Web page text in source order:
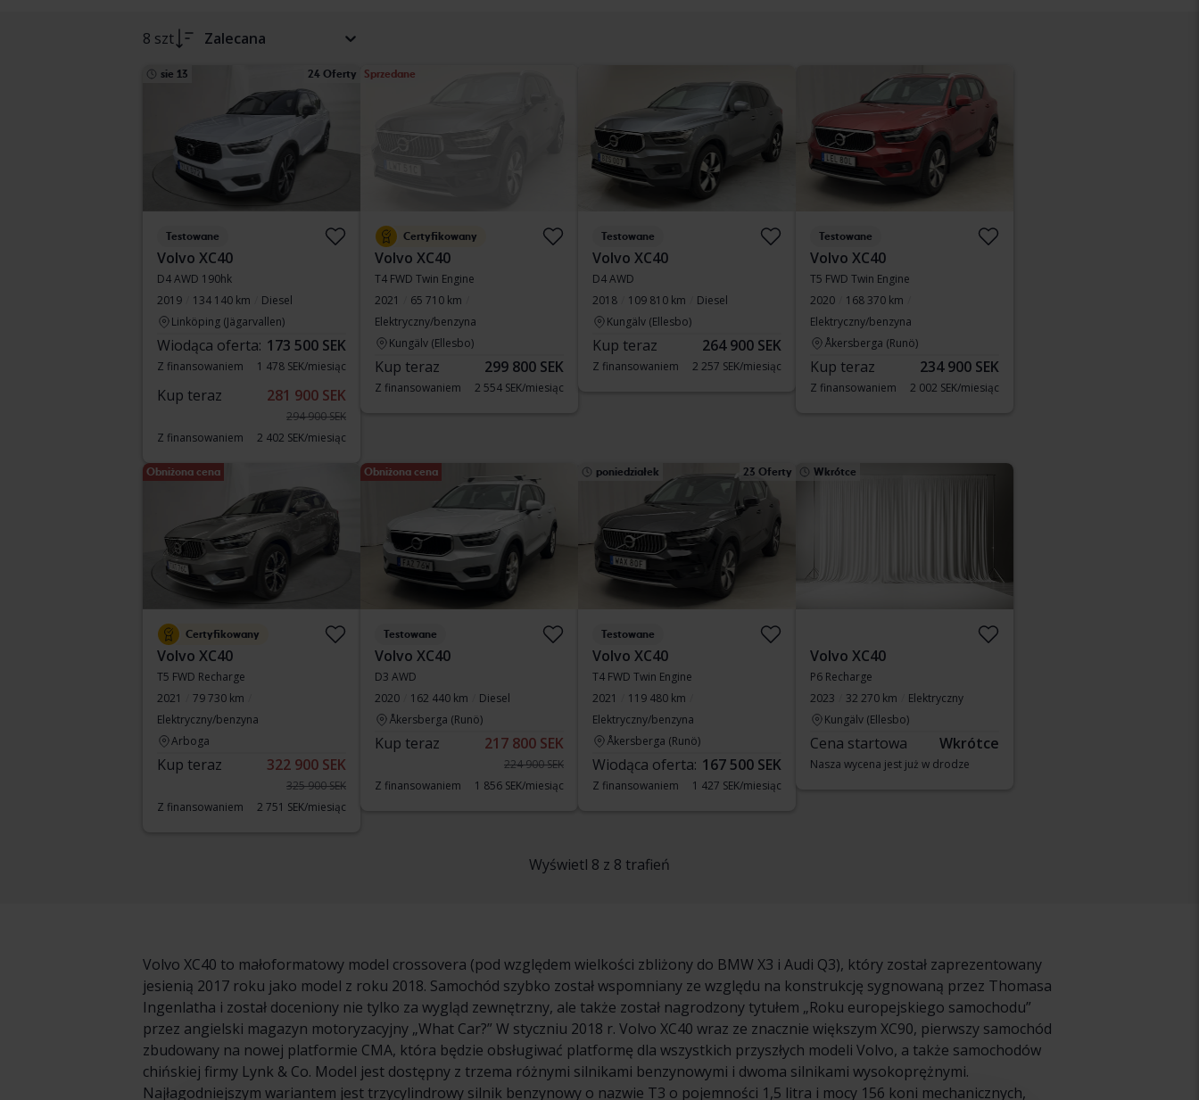
8 szt Zalecana
sie 13 24 Oferty
Testowane
Volvo XC40
D4 AWD 190hk
2019
134 140 km
Diesel
Linköping (Jägarvallen)
Wiodąca oferta: 173 500 SEK
Z finansowaniem 1 478 SEK/miesiąc
Kup teraz 281 900 SEK
294 900 SEK
Z finansowaniem
2 402 SEK/miesiąc
Sprzedane
Certyfikowany
Volvo XC40
T4 FWD Twin Engine
2021
65 710 km
Elektryczny/benzyna
Kungälv (Ellesbo)
Kup teraz 299 800 SEK
Z finansowaniem 2 554 SEK/miesiąc
Testowane
Volvo XC40
D4 AWD
2018
109 810 km
Diesel
Kungälv (Ellesbo)
Kup teraz 264 900 SEK
Z finansowaniem 2 257 SEK/miesiąc
Testowane
Volvo XC40
T5 FWD Twin Engine
2020
168 370 km
Elektryczny/benzyna
Åkersberga (Runö)
Kup teraz 234 900 SEK
Z finansowaniem 2 002 SEK/miesiąc
Obniżona cena
Certyfikowany
Volvo XC40
T5 FWD Recharge
2021
79 730 km
Elektryczny/benzyna
Arboga
Kup teraz 322 900 SEK
325 900 SEK
Z finansowaniem
2 751 SEK/miesiąc
Obniżona cena
Testowane
Volvo XC40
D3 AWD
2020
162 440 km
Diesel
Åkersberga (Runö)
Kup teraz 217 800 SEK
224 900 SEK
Z finansowaniem
1 856 SEK/miesiąc
poniedziałek 23 Oferty
Testowane
Volvo XC40
T4 FWD Twin Engine
2021
119 480 km
Elektryczny/benzyna
Åkersberga (Runö)
Wiodąca oferta: 167 500 SEK
Z finansowaniem 1 427 SEK/miesiąc
Wkrótce
Volvo XC40
P6 Recharge
2023
32 270 km
Elektryczny
Kungälv (Ellesbo)
Cena startowa Wkrótce
Nasza wycena jest już w drodze
Wyświetl 8 z 8 trafień
Volvo XC40 to małoformatowy model crossovera (pod względem wielkości zbliżony do BMW X3 i Audi Q3), który został zaprezentowany
jesienią 2017 roku jako model z roku 2018. Samochód szybko został wspomniany ze względu na konstrukcję sygnowaną przez Thomasa
Ingenlatha i został doceniony nie tylko za wygląd zewnętrzny, ale także został nagrodzony tytułem „Roku europejskiego samochodu”
przez angielski magazyn motoryzacyjny „What Car?” W styczniu 2018 r. Volvo XC40 wraz ze znacznie większym XC90, pierwszy samochód
zbudowany na nowej platformie CMA, która będzie obsługiwać platformę dla wszystkich przyszłych modeli Volvo, a także samochodów
chińskiej firmy Lynk & Co. Model jest dostępny z trzema różnymi silnikami benzynowymi i dwoma silnikami wysokoprężnymi.
Najłagodniejszym wariantem jest trzycylindrowy silnik benzynowy o nazwie T3 o pojemności 1,5 litra i mocy 156 koni mechanicznych,